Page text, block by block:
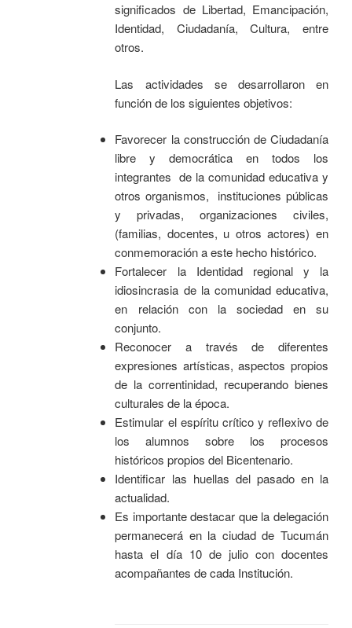
significados de Libertad, Emancipación,
Identidad, Ciudadanía, Cultura, entre
otros.
Las actividades se desarrollaron en
función de los siguientes objetivos:
Favorecer la construcción de Ciudadanía
libre y democrática en todos los
integrantes de la comunidad educativa y
otros organismos, instituciones públicas
y privadas, organizaciones civiles,
(familias, docentes, u otros actores) en
conmemoración a este hecho histórico.
Fortalecer la Identidad regional y la
idiosincrasia de la comunidad educativa,
en relación con la sociedad en su
conjunto.
Reconocer a través de diferentes
expresiones artísticas, aspectos propios
de la correntinidad, recuperando bienes
culturales de la época.
Estimular el espíritu crítico y reflexivo de
los alumnos sobre los procesos
históricos propios del Bicentenario.
Identificar las huellas del pasado en la
actualidad.
Es importante destacar que la delegación
permanecerá en la ciudad de Tucumán
hasta el día 10 de julio con docentes
acompañantes de cada Institución.